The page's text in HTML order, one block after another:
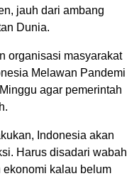
jauh dari ambang
Dunia.
organisasi masyarakat
Melawan Pandemi
agar pemerintah
Indonesia akan
Harus disadari wabah
kalau belum